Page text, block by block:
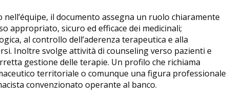
il documento assegna un ruolo chiaramente
appropriato, sicuro ed efficace dei medicinali;
al controllo dell’aderenza terapeutica e alla
Inoltre svolge attività di counseling verso pazienti e
gestione delle terapie. Un profilo che richiama
territoriale o comunque una figura professionale
convenzionato operante al banco.